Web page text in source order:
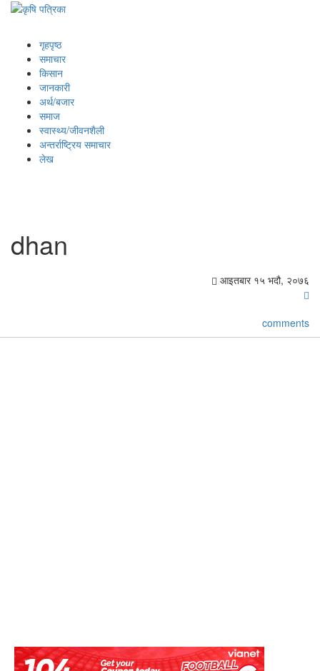
गृहपृष्ठ
समाचार
किसान
जानकारी
अर्थ/बजार
समाज
स्वास्थ्य/जीवनशैली
अन्तर्राष्ट्रिय समाचार
लेख
dhan
आइतबार १५ भदौ, २०७६
comments